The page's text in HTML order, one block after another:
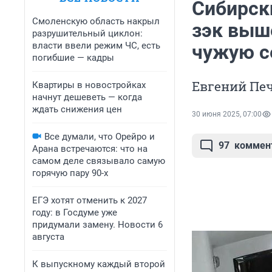
Смоленскую область накрыл
разрушительный циклон:
власти ввели режим ЧС, есть
погибшие — кадры
Квартиры в новостройках
начнут дешеветь — когда
ждать снижения цен
Все думали, что Орейро и
Арана встречаются: что на
самом деле связывало самую
горячую пару 90-х
ЕГЭ хотят отменить к 2027
году: в Госдуме уже
придумали замену. Новости 6
августа
К выпускному каждый второй
зэк
чужую
Евгений
30 июня 2025, 07:00
97